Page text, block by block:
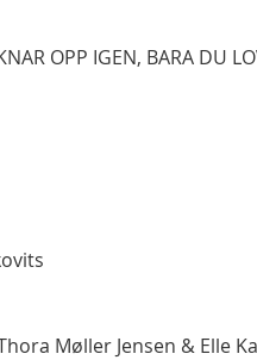
OPP IGEN, BARA DU
Møller Jensen & Elle